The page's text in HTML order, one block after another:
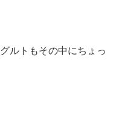
ルトもその中にちょっ